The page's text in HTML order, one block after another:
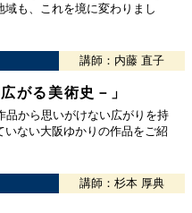
も、これを境に変わりまし
講師：内藤 直子
がる美術史－」
品から思いがけない広がりを持
ない大阪ゆかりの作品をご紹
講師：杉本 厚典